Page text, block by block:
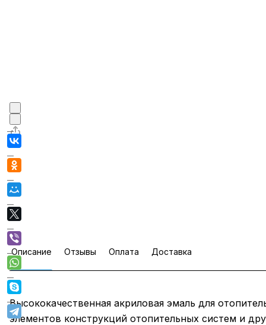
Описание Отзывы Оплата Доставка
Высококачественная акриловая эмаль для
элементов конструкций отопительных систем и